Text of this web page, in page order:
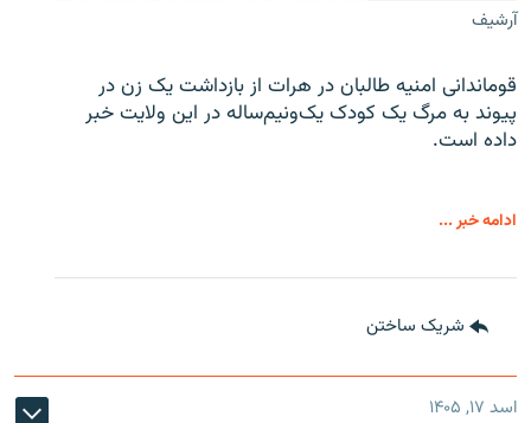
آرشیف
قوماندانی امنیه طالبان در هرات از بازداشت یک زن در
پیوند به مرگ یک کودک یک‌ونیم‌ساله در این ولایت خبر
داده است.
ادامه خبر ...
شریک ساختن
اسد ۱۷, ۱۴۰۵